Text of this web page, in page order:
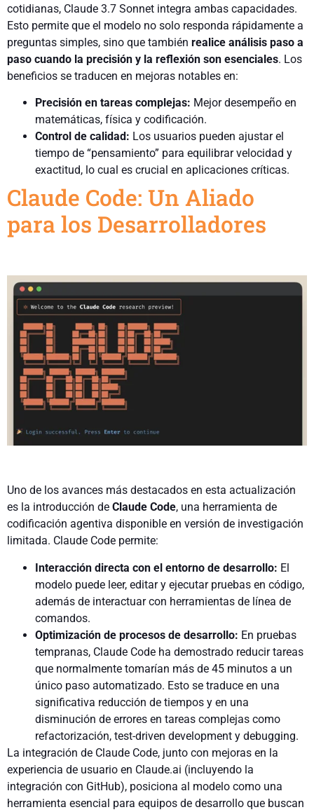
cotidianas, Claude 3.7 Sonnet integra ambas capacidades.
Esto permite que el modelo no solo responda rápidamente a
preguntas simples, sino que también realice análisis paso a
paso cuando la precisión y la reflexión son esenciales. Los
beneficios se traducen en mejoras notables en:
Precisión en tareas complejas: Mejor desempeño en
matemáticas, física y codificación.
Control de calidad: Los usuarios pueden ajustar el
tiempo de “pensamiento” para equilibrar velocidad y
exactitud, lo cual es crucial en aplicaciones críticas.
Claude Code: Un Aliado
para los Desarrolladores
Uno de los avances más destacados en esta actualización
es la introducción de Claude Code, una herramienta de
codificación agentiva disponible en versión de investigación
limitada. Claude Code permite:
Interacción directa con el entorno de desarrollo: El
modelo puede leer, editar y ejecutar pruebas en código,
además de interactuar con herramientas de línea de
comandos.
Optimización de procesos de desarrollo: En pruebas
tempranas, Claude Code ha demostrado reducir tareas
que normalmente tomarían más de 45 minutos a un
único paso automatizado. Esto se traduce en una
significativa reducción de tiempos y en una
disminución de errores en tareas complejas como
refactorización, test-driven development y debugging.
La integración de Claude Code, junto con mejoras en la
experiencia de usuario en Claude.ai (incluyendo la
integración con GitHub), posiciona al modelo como una
herramienta esencial para equipos de desarrollo que buscan